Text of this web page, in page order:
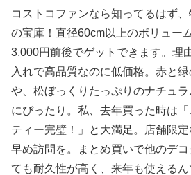
コストコファンなら知ってるはず、
の宝庫！直径60cm以上のボリュー
3,000円前後でゲットできます。理
入れで高品質なのに低価格。赤と
や、松ぼっくりたっぷりのナチュ
にぴったり。私、去年買った時は
ティー完璧！」と大満足。店舗限
早め訪問を。まとめ買いで他のデコ
ても耐久性が高く、来年も使える